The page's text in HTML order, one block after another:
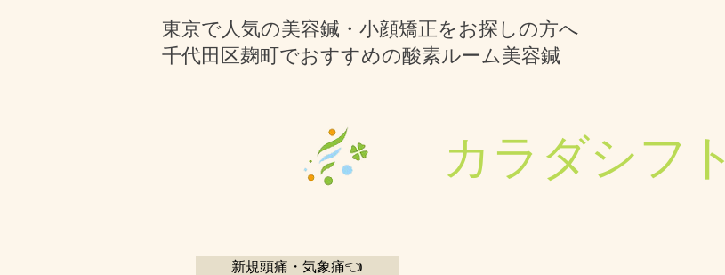
東京で人気の美容鍼・小顔矯正をお探しの方へ
千代田区麹町でおすすめの酸素ルーム美容鍼
​カラダシフト
新規頭痛・気象痛👈